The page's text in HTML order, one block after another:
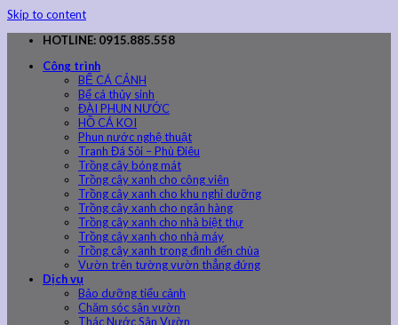
Skip to content
HOTLINE: 0915.885.558
Công trình
BỂ CÁ CẢNH
Bể cá thủy sinh
ĐÀI PHUN NƯỚC
HỒ CÁ KOI
Phun nước nghệ thuật
Tranh Đá Sỏi – Phù Điêu
Trồng cây bóng mát
Trồng cây xanh cho công viên
Trồng cây xanh cho khu nghỉ dưỡng
Trồng cây xanh cho ngân hàng
Trồng cây xanh cho nhà biệt thự
Trồng cây xanh cho nhà máy
Trồng cây xanh trong đình đến chùa
Vườn trên tường vườn thẳng đứng
Dịch vụ
Bảo dưỡng tiểu cảnh
Chăm sóc sân vườn
Thác Nước Sân Vườn